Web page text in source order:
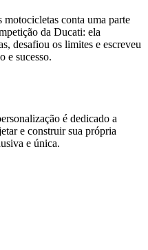
motocicletas conta uma parte
da Ducati: ela
desafiou os limites e escreveu
e sucesso.
é dedicado a
e construir sua própria
e única.